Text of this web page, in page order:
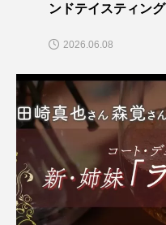
ンドテイスティング
2026.06.08